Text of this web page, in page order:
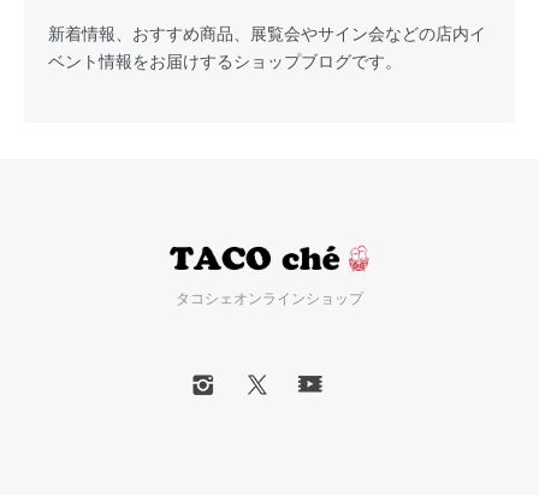
新着情報、おすすめ商品、展覧会やサイン会などの店内イ
ベント情報をお届けするショップブログです。
タコシェオンラインショップ